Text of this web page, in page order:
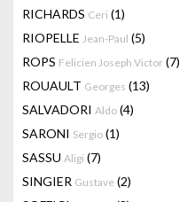
RICHARDS Ceri (1)
RIOPELLE Jean-Paul (5)
ROPS Felicien Joseph Victor (7)
ROUAULT Georges (13)
SALVADORI Aldo (4)
SARONI Sergio (1)
SASSU Aligi (7)
SINGIER Gustave (2)